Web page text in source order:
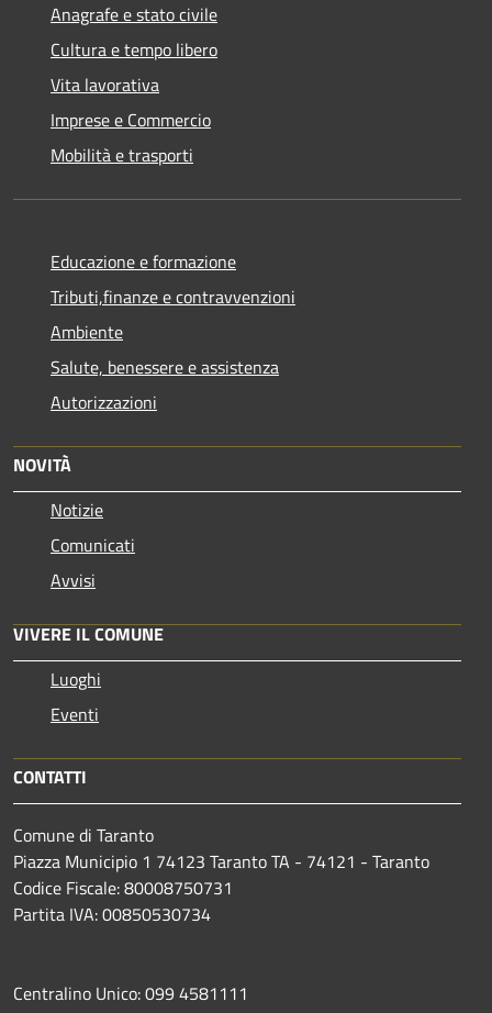
Anagrafe e stato civile
Cultura e tempo libero
Vita lavorativa
Imprese e Commercio
Mobilità e trasporti
Educazione e formazione
Tributi,finanze e contravvenzioni
Ambiente
Salute, benessere e assistenza
Autorizzazioni
NOVITÀ
Notizie
Comunicati
Avvisi
VIVERE IL COMUNE
Luoghi
Eventi
CONTATTI
Comune di Taranto
Piazza Municipio 1 74123 Taranto TA - 74121 - Taranto
Codice Fiscale: 80008750731
Partita IVA: 00850530734
Centralino Unico: 099 4581111